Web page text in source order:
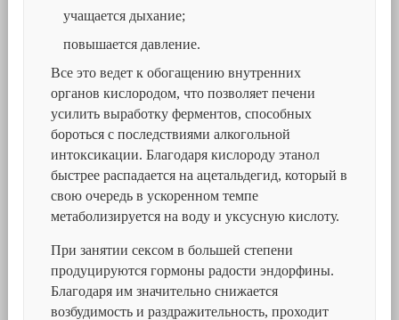
учащается дыхание;
повышается давление.
Все это ведет к обогащению внутренних
органов кислородом, что позволяет печени
усилить выработку ферментов, способных
бороться с последствиями алкогольной
интоксикации. Благодаря кислороду этанол
быстрее распадается на ацетальдегид, который в
свою очередь в ускоренном темпе
метаболизируется на воду и уксусную кислоту.
При занятии сексом в большей степени
продуцируются гормоны радости эндорфины.
Благодаря им значительно снижается
возбудимость и раздражительность, проходит